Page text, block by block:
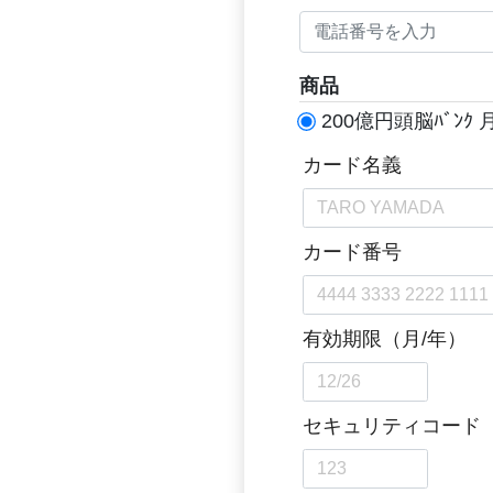
商品
200億円頭脳ﾊﾞﾝｸ